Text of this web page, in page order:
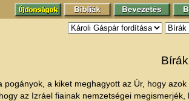
pogányok, a kiket meghagyott az Úr, hogy
az Izráel fiainak nemzetségei